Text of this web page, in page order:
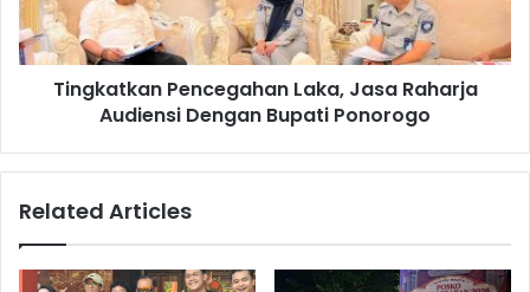
Dengan
Bupati
Ponorogo
Tingkatkan Pencegahan Laka, Jasa Raharja
Audiensi Dengan Bupati Ponorogo
Related Articles